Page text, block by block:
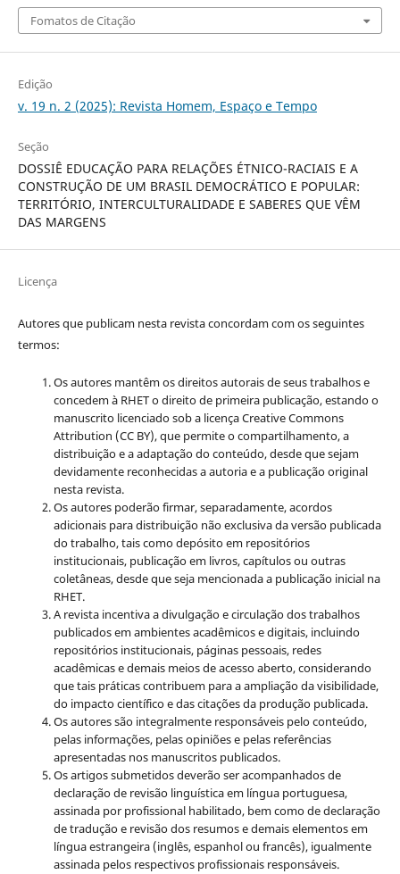
Fomatos de Citação
Edição
v. 19 n. 2 (2025): Revista Homem, Espaço e Tempo
Seção
DOSSIÊ EDUCAÇÃO PARA RELAÇÕES ÉTNICO-RACIAIS E A
CONSTRUÇÃO DE UM BRASIL DEMOCRÁTICO E POPULAR:
TERRITÓRIO, INTERCULTURALIDADE E SABERES QUE VÊM
DAS MARGENS
Licença
Autores que publicam nesta revista concordam com os seguintes
termos:
Os autores mantêm os direitos autorais de seus trabalhos e
concedem à RHET o direito de primeira publicação, estando o
manuscrito licenciado sob a licençaCreative Commons
Attribution (CC BY), que permite o compartilhamento, a
distribuição e a adaptação do conteúdo, desde que sejam
devidamente reconhecidas a autoria e a publicação original
nesta revista.
Os autores poderão firmar, separadamente, acordos
adicionais para distribuição não exclusiva da versão publicada
do trabalho, tais como depósito em repositórios
institucionais, publicação em livros, capítulos ou outras
coletâneas, desde que seja mencionada a publicação inicial na
RHET.
A revista incentiva a divulgação e circulação dos trabalhos
publicados em ambientes acadêmicos e digitais, incluindo
repositórios institucionais, páginas pessoais, redes
acadêmicas e demais meios de acesso aberto, considerando
que tais práticas contribuem para a ampliação da visibilidade,
do impacto científico e das citações da produção publicada.
Os autores são integralmente responsáveis pelo conteúdo,
pelas informações, pelas opiniões e pelas referências
apresentadas nos manuscritos publicados.
Os artigos submetidos deverão ser acompanhados de
declaração de revisão linguística em língua portuguesa,
assinada por profissional habilitado, bem como de declaração
de tradução e revisão dos resumos e demais elementos em
língua estrangeira (inglês, espanhol ou francês), igualmente
assinada pelos respectivos profissionais responsáveis.